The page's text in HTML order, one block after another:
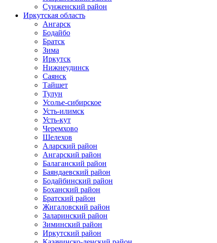
Сунженский район
Иркутская область
Ангарск
Бодайбо
Братск
Зима
Иркутск
Нижнеудинск
Саянск
Тайшет
Тулун
Усолье-сибирское
Усть-илимск
Усть-кут
Черемхово
Шелехов
Аларский район
Ангарский район
Балаганский район
Баяндаевский район
Бодайбинский район
Боханский район
Братский район
Жигаловский район
Заларинский район
Зиминский район
Иркутский район